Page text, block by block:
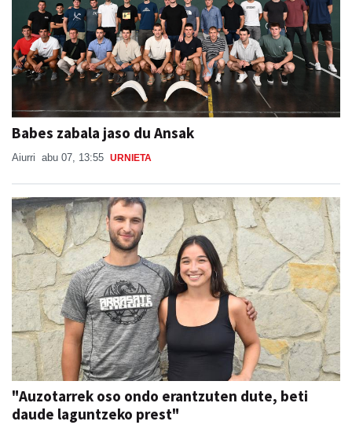
Babes zabala jaso du Ansak
Aiurri abu 07, 13:55 URNIETA
"Auzotarrek oso ondo erantzuten dute, beti
daude laguntzeko prest"